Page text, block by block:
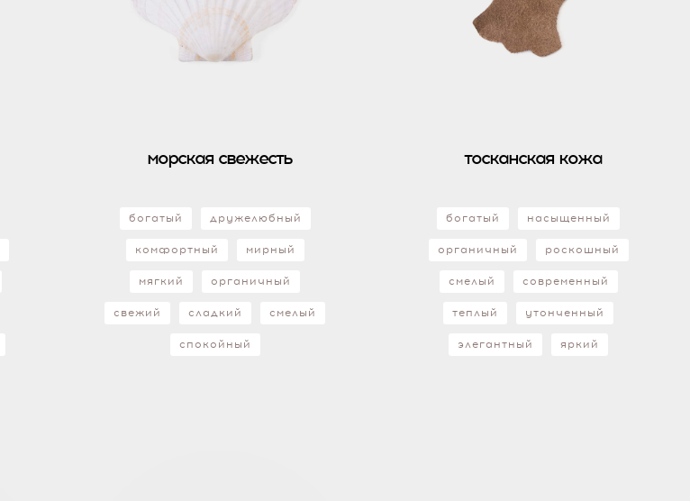
морская свежесть
богатый дружелюбный
комфортный мирный
мягкий органичный
свежий сладкий смелый
спокойный
тосканская кожа
богатый насыщенный
органичный роскошный
смелый современный
теплый утонченный
элегантный яркий